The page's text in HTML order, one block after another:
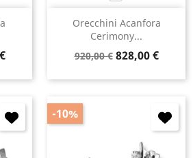
Orecchini Acanfora
Cerimony...
Prezzo
920,00 € Prezzo
828,00 €
-10%